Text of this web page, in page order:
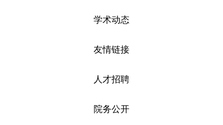
学术动态
友情链接
人才招聘
院务公开